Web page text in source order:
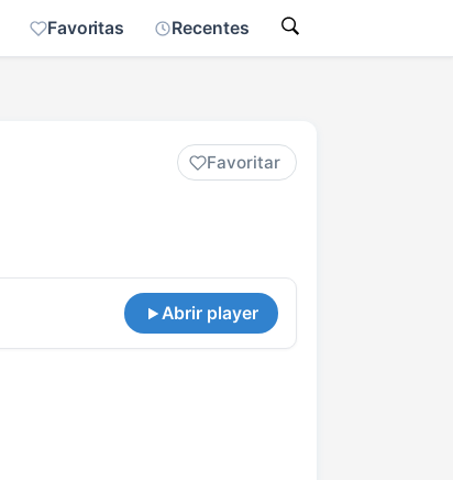
Favoritas Recentes
Favoritar
Abrir player